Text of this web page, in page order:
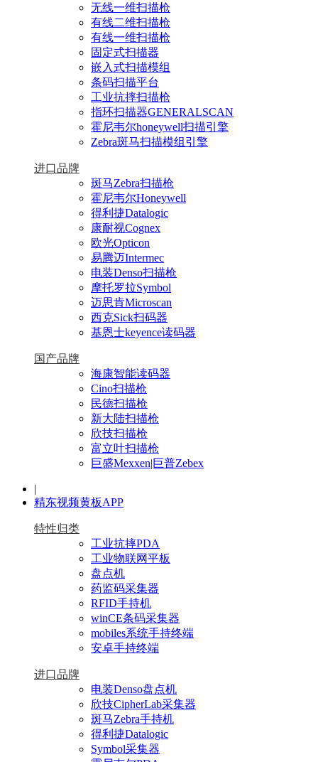
无线一维扫描枪
有线二维扫描枪
有线一维扫描枪
固定式扫描器
嵌入式扫描模组
条码扫描平台
工业抗摔扫描枪
指环扫描器GENERALSCAN
霍尼韦尔honeywell扫描引擎
Zebra斑马扫描模组引擎
进口品牌
斑马Zebra扫描枪
霍尼韦尔Honeywell
得利捷Datalogic
康耐视Cognex
欧光Opticon
易腾迈Intermec
电装Denso扫描枪
摩托罗拉Symbol
迈思肯Microscan
西克Sick扫码器
基恩士keyence读码器
国产品牌
海康智能读码器
Cino扫描枪
民德扫描枪
新大陆扫描枪
欣技扫描枪
富立叶扫描枪
巨盛Mexxen|巨普Zebex
|
精东视频黄板APP
特性归类
工业抗摔PDA
工业物联网平板
盘点机
药监码采集器
RFID手持机
winCE条码采集器
mobiles系统手持终端
安卓手持终端
进口品牌
电装Denso盘点机
欣技CipherLab采集器
斑马Zebra手持机
得利捷Datalogic
Symbol采集器